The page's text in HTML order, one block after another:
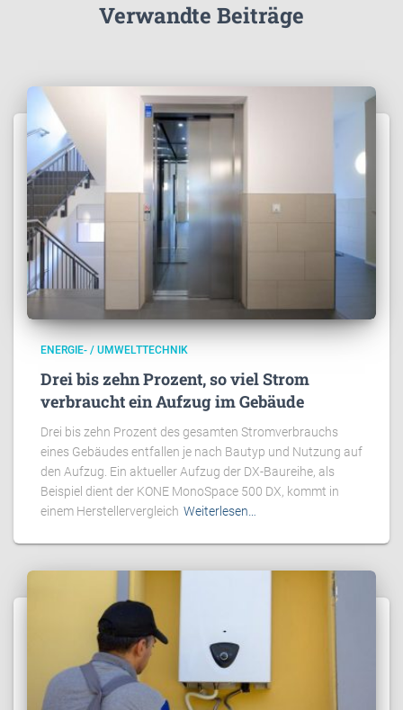
Verwandte Beiträge
ENERGIE- / UMWELTTECHNIK
Drei bis zehn Prozent, so viel Strom
verbraucht ein Aufzug im Gebäude
Drei bis zehn Prozent des gesamten Stromverbrauchs
eines Gebäudes entfallen je nach Bautyp und Nutzung auf
den Aufzug. Ein aktueller Aufzug der DX-Baureihe, als
Beispiel dient der KONE MonoSpace 500 DX, kommt in
einem Herstellervergleich Weiterlesen…